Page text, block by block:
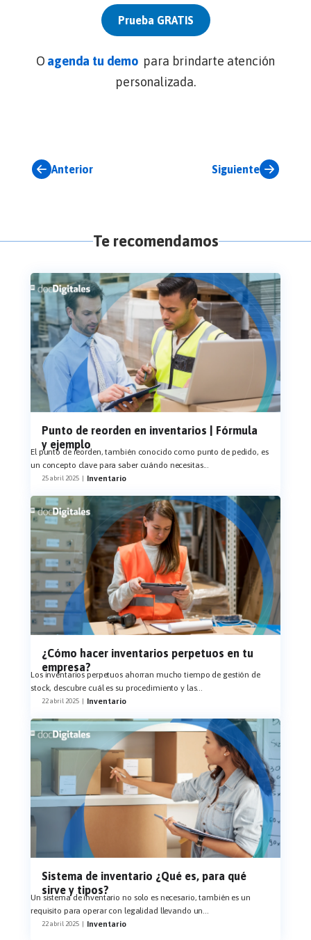
Prueba GRATIS
O agenda tu demo para brindarte atención
personalizada.
Anterior Siguiente
Te recomendamos
Punto de reorden en inventarios | Fórmula
y ejemplo
El punto de reorden, también conocido como punto de pedido, es
un concepto clave para saber cuándo necesitas...
25 abril 2025 | Inventario
¿Cómo hacer inventarios perpetuos en tu
empresa?
Los inventarios perpetuos ahorran mucho tiempo de gestión de
stock, descubre cuál es su procedimiento y las...
22 abril 2025 | Inventario
Sistema de inventario ¿Qué es, para qué
sirve y tipos?
Un sistema de inventario no solo es necesario, también es un
requisito para operar con legalidad llevando un
22 abril 2025 | Inventario